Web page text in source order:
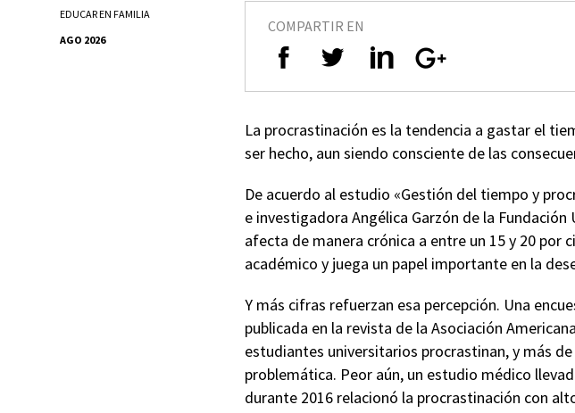
EDUCAR EN FAMILIA
AGO 2026
COMPARTIR EN
La procrastinación es la tendencia a gastar el
ser hecho, aun siendo consciente de las
De acuerdo al estudio «Gestión del tiempo y
e investigadora Angélica Garzón de la
afecta de manera crónica a entre un 15 y 20 por
académico y juega un papel importante en la
Y más cifras refuerzan esa percepción. Una
publicada en la revista de la Asociación
estudiantes universitarios procrastinan, y más
problemática. Peor aún, un estudio médico
durante 2016 relacionó la procrastinación con